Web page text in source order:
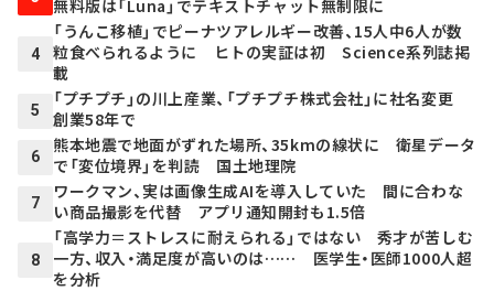
無料版は「Luna」でテキストチャット無制限に
4
「うんこ移植」でピーナツアレルギー改善、15人中6人が数
粒食べられるように ヒトの実証は初 Science系列誌掲
載
5
「プチプチ」の川上産業、「プチプチ株式会社」に社名変更
創業58年で
6
熊本地震で地面がずれた場所、35kmの線状に 衛星データ
で「変位境界」を判読 国土地理院
7
ワークマン、実は画像生成AIを導入していた 間に合わな
い商品撮影を代替 アプリ通知開封も1.5倍
8
「高学力＝ストレスに耐えられる」ではない 秀才が苦しむ
一方、収入・満足度が高いのは…… 医学生・医師1000人超
を分析